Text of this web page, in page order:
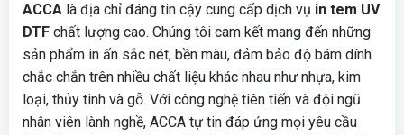
ACCA là địa chỉ đáng tin cậy cung cấp dịch vụ in tem UV
DTF chất lượng cao. Chúng tôi cam kết mang đến những
sản phẩm in ấn sắc nét, bền màu, đảm bảo độ bám dính
chắc chắn trên nhiều chất liệu khác nhau như nhựa, kim
loại, thủy tinh và gỗ. Với công nghệ tiên tiến và đội ngũ
nhân viên lành nghề, ACCA tự tin đáp ứng mọi yêu cầu